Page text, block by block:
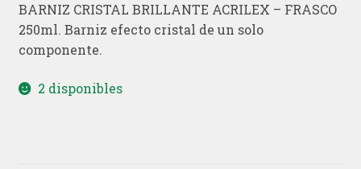
BARNIZ CRISTAL BRILLANTE ACRILEX – FRASCO
250ml. Barniz efecto cristal de un solo
componente.
2 disponibles